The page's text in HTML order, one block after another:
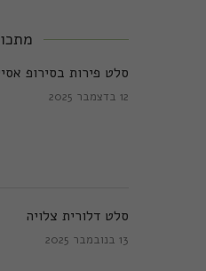
סלט פירות בסירופ
12 בדצמבר 2025
סלט דלורית צלויה
13 בנובמבר 2025